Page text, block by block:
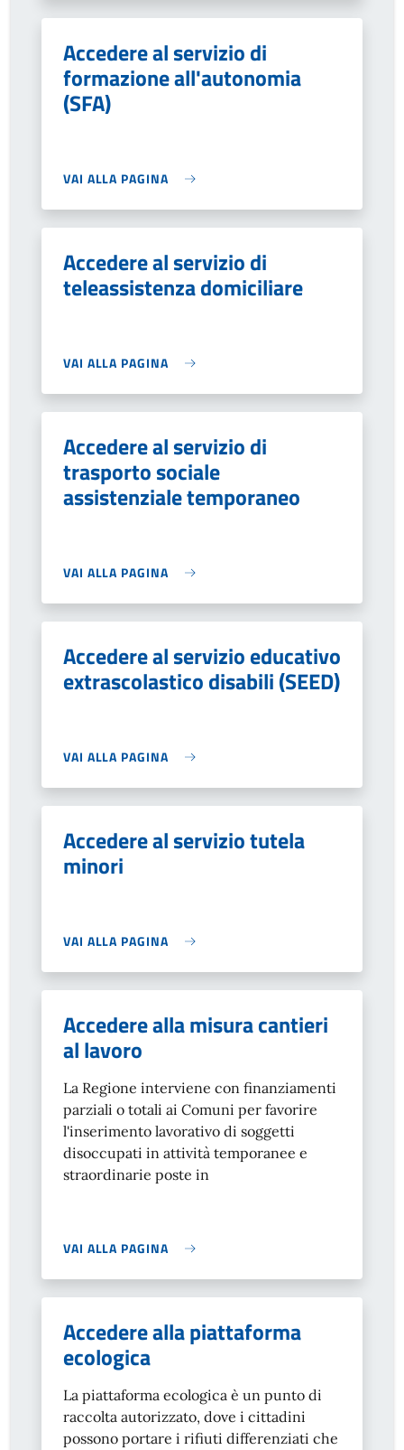
Accedere al servizio di
formazione all'autonomia
(SFA)
VAI ALLA PAGINA
Accedere al servizio di
teleassistenza domiciliare
VAI ALLA PAGINA
Accedere al servizio di
trasporto sociale
assistenziale temporaneo
VAI ALLA PAGINA
Accedere al servizio educativo
extrascolastico disabili (SEED)
VAI ALLA PAGINA
Accedere al servizio tutela
minori
VAI ALLA PAGINA
Accedere alla misura cantieri
al lavoro
La Regione interviene con finanziamenti
parziali o totali ai Comuni per favorire
l'inserimento lavorativo di soggetti
disoccupati in attività temporanee e
straordinarie poste in
VAI ALLA PAGINA
Accedere alla piattaforma
ecologica
La piattaforma ecologica è un punto di
raccolta autorizzato, dove i cittadini
possono portare i rifiuti differenziati che